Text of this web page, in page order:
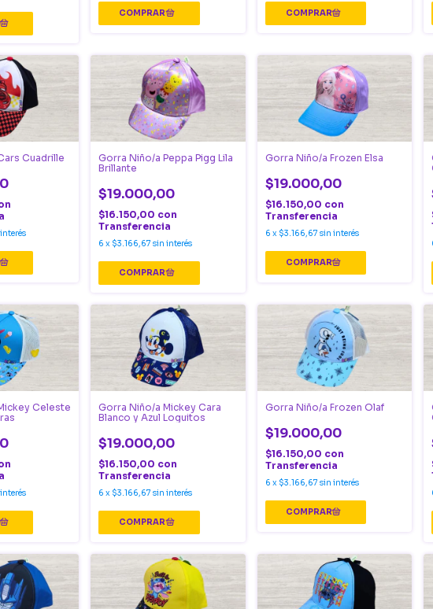
Cuadrille
Gorra Niño/a Peppa Pigg Lila
Brillante
$19.000,00
$16.150,00 con
Transferencia
6 x $3.166,67 sin interés
Gorra Niño/a Frozen Elsa
$19.000,00
$16.150,00 con
Transferencia
6 x $3.166,67 sin interés
Celeste
Gorra Niño/a Mickey Cara
Blanco y Azul Loguitos
$19.000,00
$16.150,00 con
Transferencia
6 x $3.166,67 sin interés
Gorra Niño/a Frozen Olaf
$19.000,00
$16.150,00 con
Transferencia
6 x $3.166,67 sin interés